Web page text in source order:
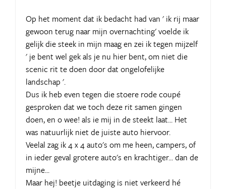
Op het moment dat ik bedacht had van ' ik rij maar
gewoon terug naar mijn overnachting' voelde ik
gelijk die steek in mijn maag en zei ik tegen mijzelf
' je bent wel gek als je nu hier bent, om niet die
scenic rit te doen door dat ongelofelijke
landschap '.
Dus ik heb even tegen die stoere rode coupé
gesproken dat we toch deze rit samen gingen
doen, en o wee! als ie mij in de steekt laat... Het
was natuurlijk niet de juiste auto hiervoor.
Veelal zag ik 4 x 4 auto's om me heen, campers, of
in ieder geval grotere auto's en krachtiger... dan de
mijne...
Maar hej! beetje uitdaging is niet verkeerd hé